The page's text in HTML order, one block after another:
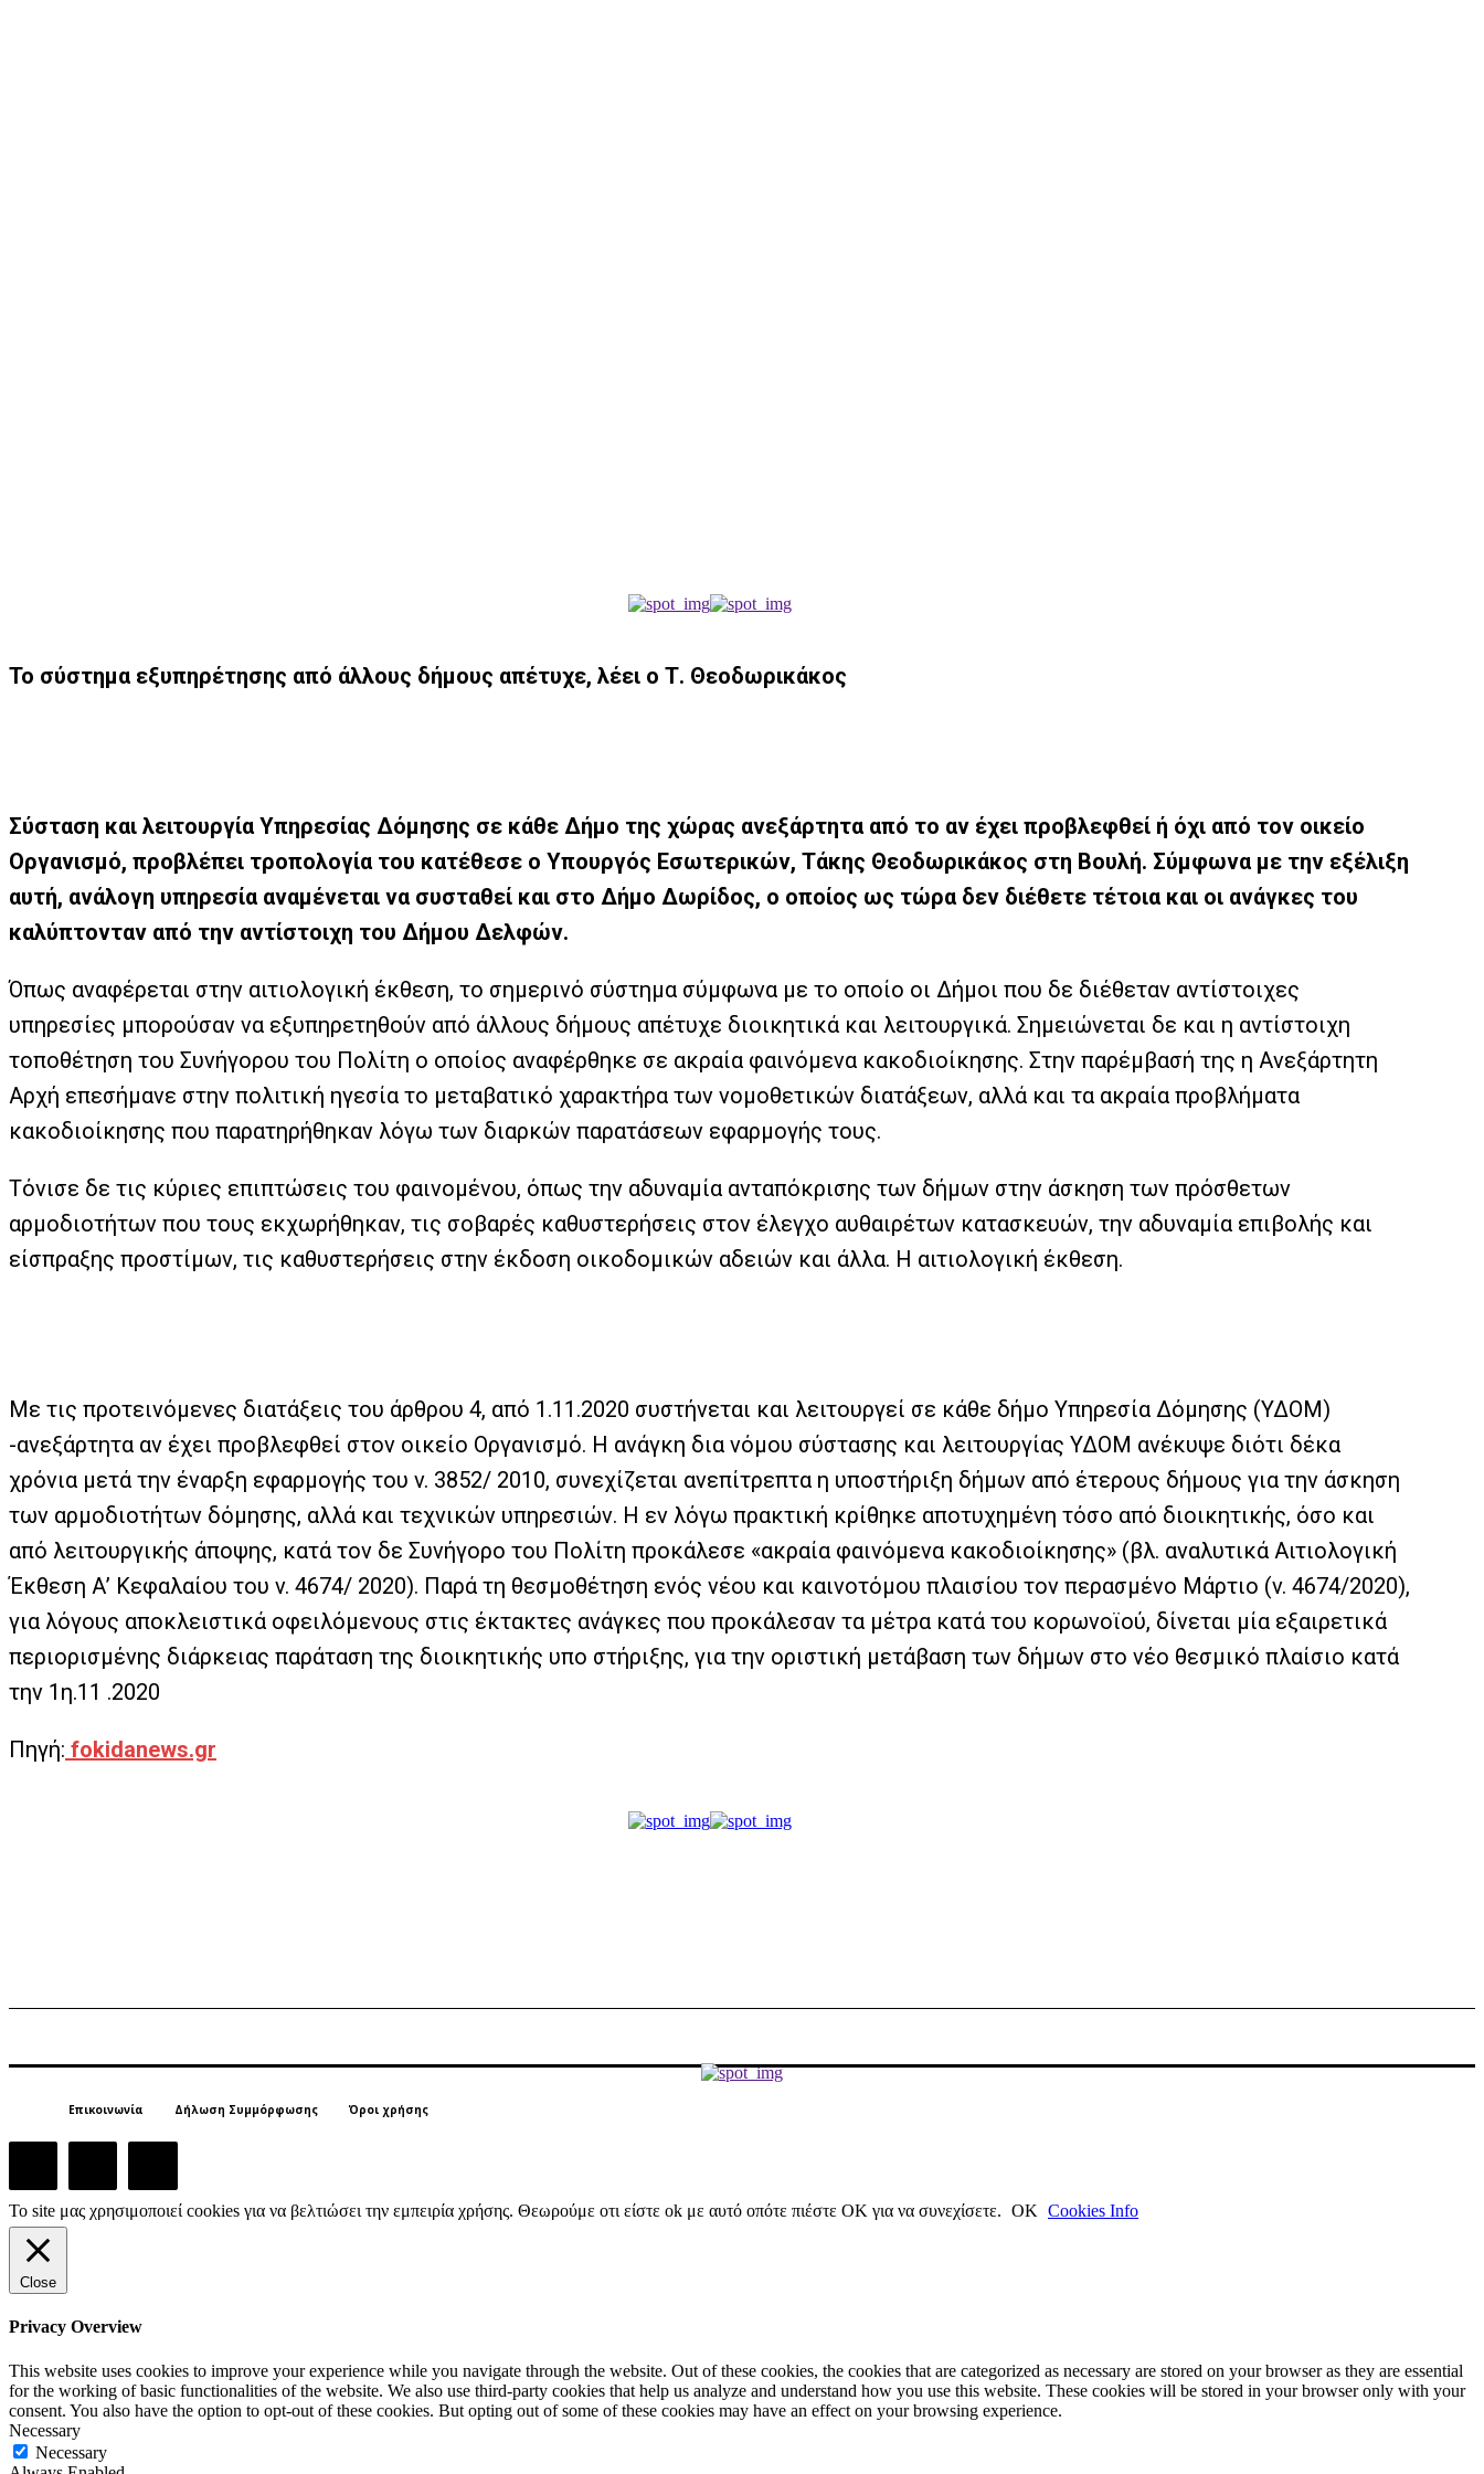
Το σύστημα εξυπηρέτησης από άλλους δήμους απέτυχε, λέει ο Τ. Θεοδωρικάκος
Σύσταση και λειτουργία Υπηρεσίας Δόμησης σε κάθε Δήμο της χώρας ανεξάρτητα από το αν έχει προβλεφθεί ή όχι από τον οικείο
Οργανισμό, προβλέπει τροπολογία του κατέθεσε ο Υπουργός Εσωτερικών, Τάκης Θεοδωρικάκος στη Βουλή. Σύμφωνα με την εξέλιξη
αυτή, ανάλογη υπηρεσία αναμένεται να συσταθεί και στο Δήμο Δωρίδος, ο οποίος ως τώρα δεν διέθετε τέτοια και οι ανάγκες του
καλύπτονταν από την αντίστοιχη του Δήμου Δελφών.
Όπως αναφέρεται στην αιτιολογική έκθεση, το σημερινό σύστημα σύμφωνα με το οποίο οι Δήμοι που δε διέθεταν αντίστοιχες
υπηρεσίες μπορούσαν να εξυπηρετηθούν από άλλους δήμους απέτυχε διοικητικά και λειτουργικά. Σημειώνεται δε και η αντίστοιχη
τοποθέτηση του Συνήγορου του Πολίτη ο οποίος αναφέρθηκε σε ακραία φαινόμενα κακοδιοίκησης. Στην παρέμβασή της η Ανεξάρτητη
Αρχή επεσήμανε στην πολιτική ηγεσία το μεταβατικό χαρακτήρα των νομοθετικών διατάξεων, αλλά και τα ακραία προβλήματα
κακοδιοίκησης που παρατηρήθηκαν λόγω των διαρκών παρατάσεων εφαρμογής τους.
Τόνισε δε τις κύριες επιπτώσεις του φαινομένου, όπως την αδυναμία ανταπόκρισης των δήμων στην άσκηση των πρόσθετων
αρμοδιοτήτων που τους εκχωρήθηκαν, τις σοβαρές καθυστερήσεις στον έλεγχο αυθαιρέτων κατασκευών, την αδυναμία επιβολής και
είσπραξης προστίμων, τις καθυστερήσεις στην έκδοση οικοδομικών αδειών και άλλα. Η αιτιολογική έκθεση.
Με τις προτεινόμενες διατάξεις του άρθρου 4, από 1.11.2020 συστήνεται και λειτουργεί σε κάθε δήμο Υπηρεσία Δόμησης (ΥΔΟΜ)
-ανεξάρτητα αν έχει προβλεφθεί στον οικείο Οργανισμό. Η ανάγκη δια νόμου σύστασης και λειτουργίας ΥΔΟΜ ανέκυψε διότι δέκα
χρόνια μετά την έναρξη εφαρμογής του v. 3852/ 2010, συνεχίζεται ανεπίτρεπτα η υποστήριξη δήμων από έτερους δήμους για την άσκηση
των αρμοδιοτήτων δόμησης, αλλά και τεχνικών υπηρεσιών. Η εν λόγω πρακτική κρίθηκε αποτυχημένη τόσο από διοικητικής, όσο και
από λειτουργικής άποψης, κατά τον δε Συνήγορο του Πολίτη προκάλεσε «ακραία φαινόμενα κακοδιοίκησης» (βλ. αναλυτικά Αιτιολογική
Έκθεση Α’ Κεφαλαίου του v. 4674/ 2020). Παρά τη θεσμοθέτηση ενός νέου και καινοτόμου πλαισίου τον περασμένο Μάρτιο (v. 4674/2020),
για λόγους αποκλειστικά οφειλόμενους στις έκτακτες ανάγκες που προκάλεσαν τα μέτρα κατά του κορωνοϊού, δίνεται μία εξαιρετικά
περιορισμένης διάρκειας παράταση της διοικητικής υπο στήριξης, για την οριστική μετάβαση των δήμων στο νέο θεσμικό πλαίσιο κατά
την 1η.11 .2020
Πηγή: fokidanews.gr
Επικοινωνία Δήλωση Συμμόρφωσης Όροι χρήσης
Το site μας χρησιμοποιεί cookies για να βελτιώσει την εμπειρία χρήσης. Θεωρούμε οτι είστε ok με αυτό οπότε πιέστε ΟΚ για να συνεχίσετε. ΟΚ Cookies Info
Close
Privacy Overview
This website uses cookies to improve your experience while you navigate through the website. Out of these cookies, the cookies that are categorized as necessary are stored on your browser as they are essential
for the working of basic functionalities of the website. We also use third-party cookies that help us analyze and understand how you use this website. These cookies will be stored in your browser only with your
consent. You also have the option to opt-out of these cookies. But opting out of some of these cookies may have an effect on your browsing experience.
Necessary
Necessary